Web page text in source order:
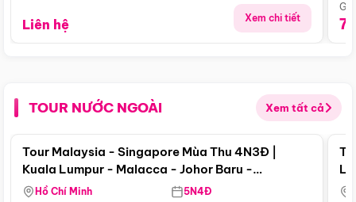
Liên hệ Xem chi tiết
TOUR NƯỚC NGOÀI Xem tất cả
Điểm nổi bật
Tour Malaysia - Singapore Mùa Thu 4N3Đ |
Kuala Lumpur - Malacca - Johor Baru -
Singapore
Hồ Chí Minh 5N4Đ